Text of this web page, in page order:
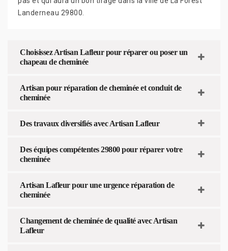
Landerneau 29800.
Choisissez Artisan Lafleur pour réparer ou poser un
chapeau de cheminée
Artisan pour réparation de cheminée et conduit de
cheminée
Des travaux diversifiés avec Artisan Lafleur
Des équipes compétentes 29800 pour réparer votre
cheminée
Artisan Lafleur pour une urgence réparation de
cheminée
Changement de cheminée de qualité avec Artisan
Lafleur